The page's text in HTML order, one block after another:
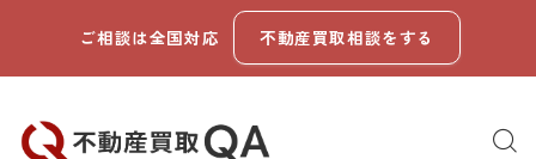
ご相談は全国対応 不動産買取相談をする